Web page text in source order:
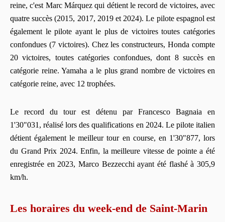
reine, c'est Marc Márquez qui détient le record de victoires, avec
quatre succès (2015, 2017, 2019 et 2024). Le pilote espagnol est
également le pilote ayant le plus de victoires toutes catégories
confondues (7 victoires). Chez les constructeurs, Honda compte
20 victoires, toutes catégories confondues, dont 8 succès en
catégorie reine. Yamaha a le plus grand nombre de victoires en
catégorie reine, avec 12 trophées.
Le record du tour est détenu par Francesco Bagnaia en
1'30"031, réalisé lors des qualifications en 2024. Le pilote italien
détient également le meilleur tour en course, en 1'30"877, lors
du Grand Prix 2024. Enfin, la meilleure vitesse de pointe a été
enregistrée en 2023, Marco Bezzecchi ayant été flashé à 305,9
km/h.
Les horaires du week-end de Saint-Marin